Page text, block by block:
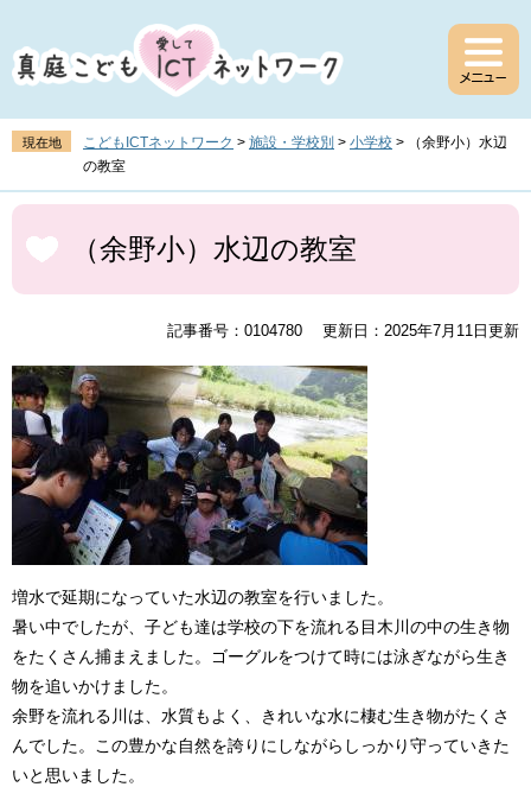
ジ
の
頭
す
。
ュ
ー
飛
し
て
へ
現在地 こどもICTネットワーク > 施設・学校別 > 小学校 >
（余野小）水辺
の教室
本
文
（余野小）水辺の教室
記事番号：0104780 更新日：2025年7月11日更新
増水で延期になっていた水辺の教室を行いました。
暑い中でしたが、子ども達は学校の下を流れる目木川の中の生き物
をたくさん捕まえました。ゴーグルをつけて時には泳ぎながら生き
物を追いかけました。
余野を流れる川は、水質もよく、きれいな水に棲む生き物がたくさ
んでした。この豊かな自然を誇りにしながらしっかり守っていきた
いと思いました。